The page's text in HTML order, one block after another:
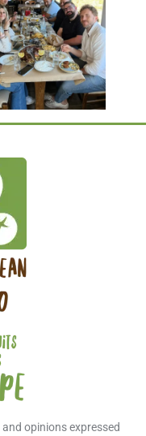
opinions expressed